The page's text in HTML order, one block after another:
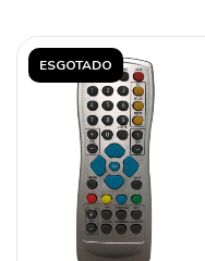
ESGOTADO